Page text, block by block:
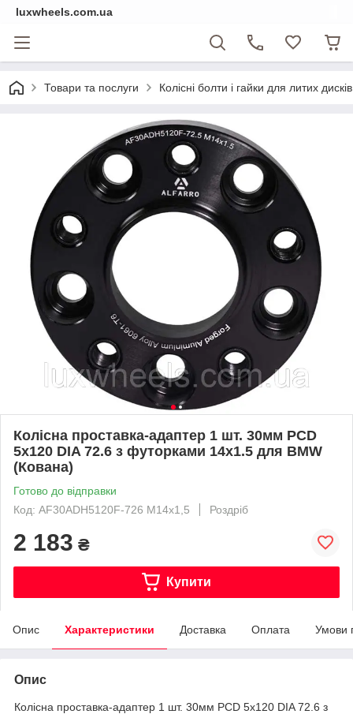
luxwheels.com.ua
Товари та послуги Колісні болти і гайки для литих
Колісна проставка-адаптер 1 шт. 30мм PCD
5x120 DIA 72.6 з футорками 14x1.5 для BMW
(Кована)
Готово до відправки
Код: AF30ADH5120F-726 М14х1,5
Роздріб
2 183 ₴
Купити
Опис Характеристики Доставка Оплата Умови
Опис
Колісна проставка-адаптер 1 шт. 30мм PCD 5x120 DIA 72.6 з